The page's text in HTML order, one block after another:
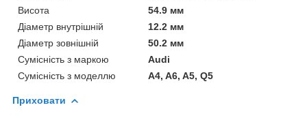
Висота
54.9 мм
Діаметр внутрішній
12.2 мм
Діаметр зовнішній
50.2 мм
Сумісність з маркою
Audi
Сумісність з моделлю
A4, A6, A5, Q5
Приховати